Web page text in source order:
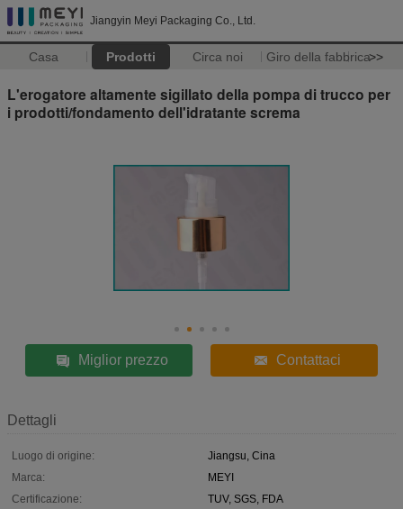
Jiangyin Meyi Packaging Co., Ltd.
Casa Prodotti Circa noi Giro della fabbrica>>
L'erogatore altamente sigillato della pompa di trucco per
i prodotti/fondamento dell'idratante screma
Miglior prezzo Contattaci
Dettagli
Luogo di origine:
Jiangsu, Cina
Marca:
MEYI
Certificazione:
TUV, SGS, FDA